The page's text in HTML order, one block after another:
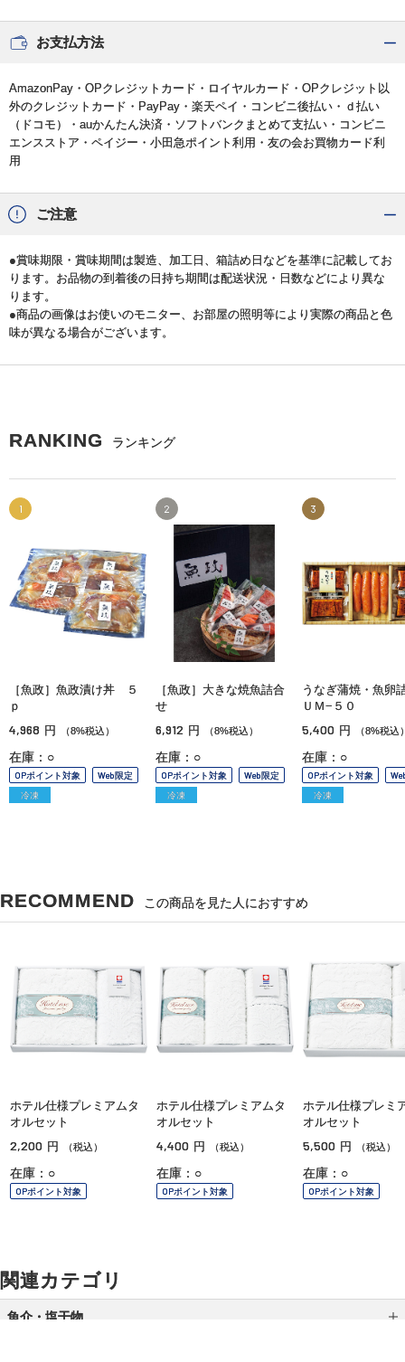
お支払方法
AmazonPay・OPクレジットカード・ロイヤルカード・OPクレジット以
外のクレジットカード・PayPay・楽天ペイ・コンビニ後払い・ｄ払い
（ドコモ）・auかんたん決済・ソフトバンクまとめて支払い・コンビニ
エンスストア・ペイジー・小田急ポイント利用・友の会お買物カード利
用
ご注意
●賞味期限・賞味期間は製造、加工日、箱詰め日などを基準に記載してお
ります。お品物の到着後の日持ち期間は配送状況・日数などにより異な
ります。
●商品の画像はお使いのモニター、お部屋の照明等により実際の商品と色
味が異なる場合がございます。
RANKING ランキング
1
［魚政］魚政漬け丼 ５
ｐ
4,968 円 （8%税込）
在庫：○
OPポイント対象
Web限定
冷凍
2
［魚政］大きな焼魚詰合
せ
6,912 円 （8%税込）
在庫：○
OPポイント対象
Web限定
冷凍
3
うなぎ蒲焼・魚卵
ＵＭ−５０
5,400 円 （8%税込
在庫：○
OPポイント対象
冷凍
RECOMMEND この商品を見た人におすすめ
ホテル仕様プレミアムタ
オルセット
2,200 円 （税込）
在庫：○
OPポイント対象
ホテル仕様プレミアムタ
オルセット
4,400 円 （税込）
在庫：○
OPポイント対象
ホテル仕様プレミ
オルセット
5,500 円 （税込）
在庫：○
OPポイント対象
関連カテゴリ
魚介・塩干物